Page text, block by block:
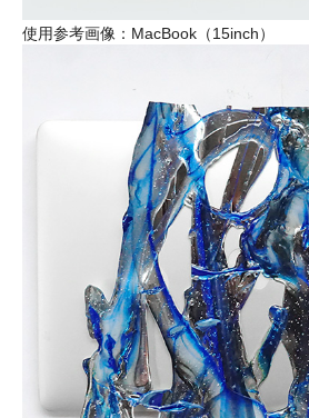
使用参考画像：MacBook（15inch）